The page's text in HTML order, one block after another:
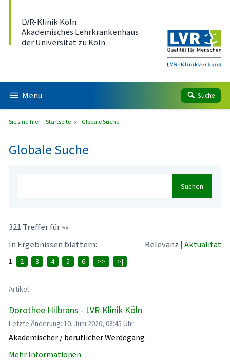
LVR-Klinik Köln
Akademisches Lehrkrankenhaus
der Universität zu Köln
Menü Suche
Sie sind hier: Startseite Globale Suche
Globale Suche
Suchen
321 Treffer für »«
In Ergebnissen blättern:
Relevanz | Aktualität
1 2 3 4 5 6 >> >|
Artikel
Dorothee Hilbrans - LVR-Klinik Köln
Letzte Änderung: 10. Juni 2020, 08:45 Uhr
Akademischer / beruflicher Werdegang
Mehr Informationen